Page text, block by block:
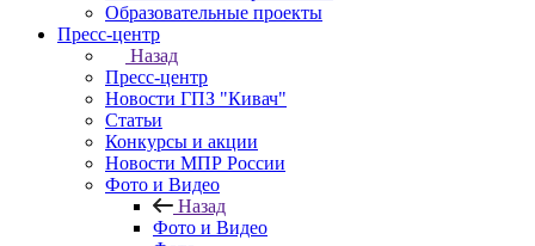
Образовательные проекты
Пресс-центр
Назад
Пресс-центр
Новости ГПЗ "Кивач"
Статьи
Конкурсы и акции
Новости МПР России
Фото и Видео
Назад
Фото и Видео